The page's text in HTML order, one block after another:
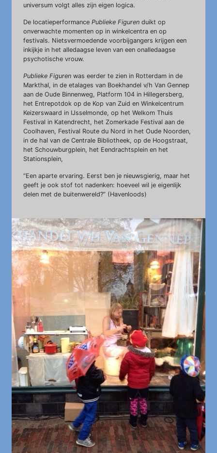
universum volgt alles zijn eigen logica.
De locatieperformance Publieke Figuren duikt op
onverwachte momenten op in winkelcentra en op
festivals. Nietsvermoedende voorbijgangers krijgen een
inkijkje in het alledaagse leven van een onalledaagse
psychotische vrouw.
Publieke Figuren was eerder te zien in Rotterdam in de
Markthal, in de etalages van Boekhandel v/h Van Gennep
aan de Oude Binnenweg, Platform 104 in Hillegersberg,
het Entrepotdok op de Kop van Zuid en Winkelcentrum
Keizerswaard in IJsselmonde, op het Welkom Thuis
Festival in Katendrecht, het Zomerkade Festival aan de
Coolhaven, Festival Route du Nord in het Oude Noorden,
in de hal van de Centrale Bibliotheek, op de Hoogstraat,
het Schouwburgplein, het Eendrachtsplein en het
Stationsplein,
“Een aparte ervaring. Eerst ben je nieuwsgierig, maar het
geeft je ook stof tot nadenken: hoeveel wil je eigenlijk
delen met de buitenwereld?” (Havenloods)